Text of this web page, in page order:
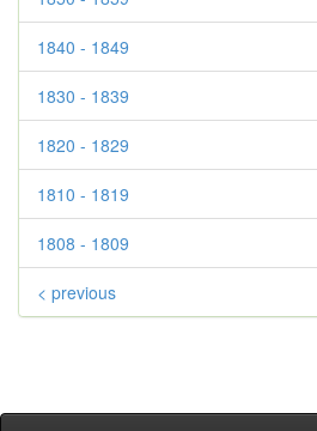
1840 - 1849
1830 - 1839
1820 - 1829
1810 - 1819
1808 - 1809
< previous